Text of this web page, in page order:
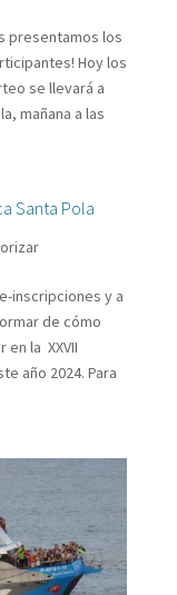
presentamos los
Hoy los
se llevará a
mañana a las
Santa Pola
inscripciones y a
de cómo
la XXVII
año 2024. Para